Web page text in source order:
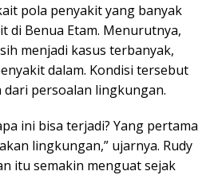
pola penyakit yang banyak
di Benua Etam. Menurutnya,
menjadi kasus terbanyak,
dalam. Kondisi tersebut
dari persoalan lingkungan.
ini bisa terjadi? Yang pertama
lingkungan,” ujarnya. Rudy
itu semakin menguat sejak